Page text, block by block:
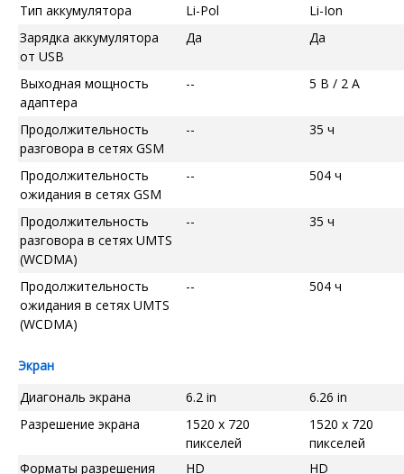
Тип аккумулятора
Li-Pol
Li-Ion
Зарядка аккумулятора
от USB
Да Да
Выходная мощность
адаптера
-- 5 В / 2 А
Продолжительность
разговора в сетях GSM
-- 35 ч
Продолжительность
ожидания в сетях GSM
-- 504 ч
Продолжительность
разговора в сетях UMTS
(WCDMA)
-- 35 ч
Продолжительность
ожидания в сетях UMTS
(WCDMA)
-- 504 ч
Экран
Диагональ экрана
6.2 in
6.26 in
Разрешение экрана
1520 x 720
пикселей
1520 x 720
пикселей
Форматы разрешения
HD HD